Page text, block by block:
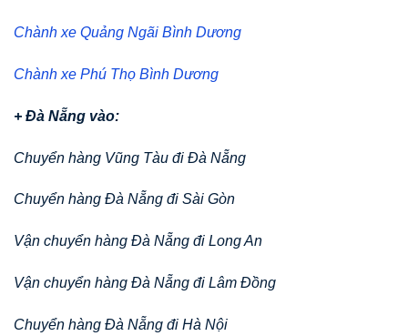
Chành xe Quảng Ngãi Bình Dương
Chành xe Phú Thọ Bình Dương
+ Đà Nẵng vào:
Chuyển hàng Vũng Tàu đi Đà Nẵng
Chuyển hàng Đà Nẵng đi Sài Gòn
Vận chuyển hàng Đà Nẵng đi Long An
Vận chuyển hàng Đà Nẵng đi Lâm Đồng
Chuyển hàng Đà Nẵng đi Hà Nội